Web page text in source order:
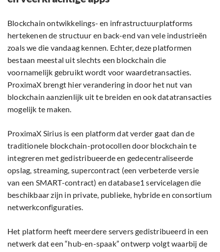
Blockchain ontwikkelings- en infrastructuurplatforms
hertekenen de structuur en back-end van vele industrieën
zoals we die vandaag kennen. Echter, deze platformen
bestaan meestal uit slechts een blockchain die
voornamelijk gebruikt wordt voor waardetransacties.
ProximaX brengt hier verandering in door het nut van
blockchain aanzienlijk uit te breiden en ook datatransacties
mogelijk te maken.
ProximaX Sirius is een platform dat verder gaat dan de
traditionele blockchain-protocollen door blockchain te
integreren met gedistribueerde en gedecentraliseerde
opslag, streaming, supercontract (een verbeterde versie
van een SMART-contract) en database1 servicelagen die
beschikbaar zijn in private, publieke, hybride en consortium
netwerkconfiguraties.
Het platform heeft meerdere servers gedistribueerd in een
netwerk dat een “hub-en-spaak” ontwerp volgt waarbij de